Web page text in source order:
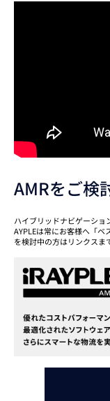
AMRをご検
ハイブリッドナビゲーショ
AYPLEは常にお客様へ「ベ
を検討中の方はリンクスま